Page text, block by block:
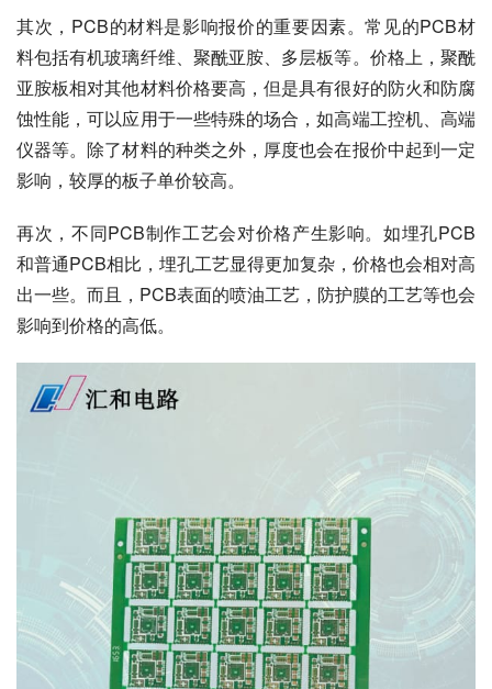
其次，PCB的材料是影响报价的重要因素。常见的PCB材
料包括有机玻璃纤维、聚酰亚胺、多层板等。价格上，聚酰
亚胺板相对其他材料价格要高，但是具有很好的防火和防腐
蚀性能，可以应用于一些特殊的场合，如高端工控机、高端
仪器等。除了材料的种类之外，厚度也会在报价中起到一定
影响，较厚的板子单价较高。
再次，不同PCB制作工艺会对价格产生影响。如埋孔PCB
和普通PCB相比，埋孔工艺显得更加复杂，价格也会相对高
出一些。而且，PCB表面的喷油工艺，防护膜的工艺等也会
影响到价格的高低。